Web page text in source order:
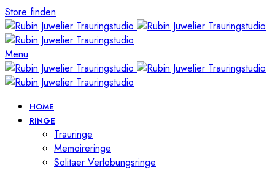
Store finden
Menu
HOME
RINGE
Trauringe
Memoireringe
Solitaer Verlobungsringe